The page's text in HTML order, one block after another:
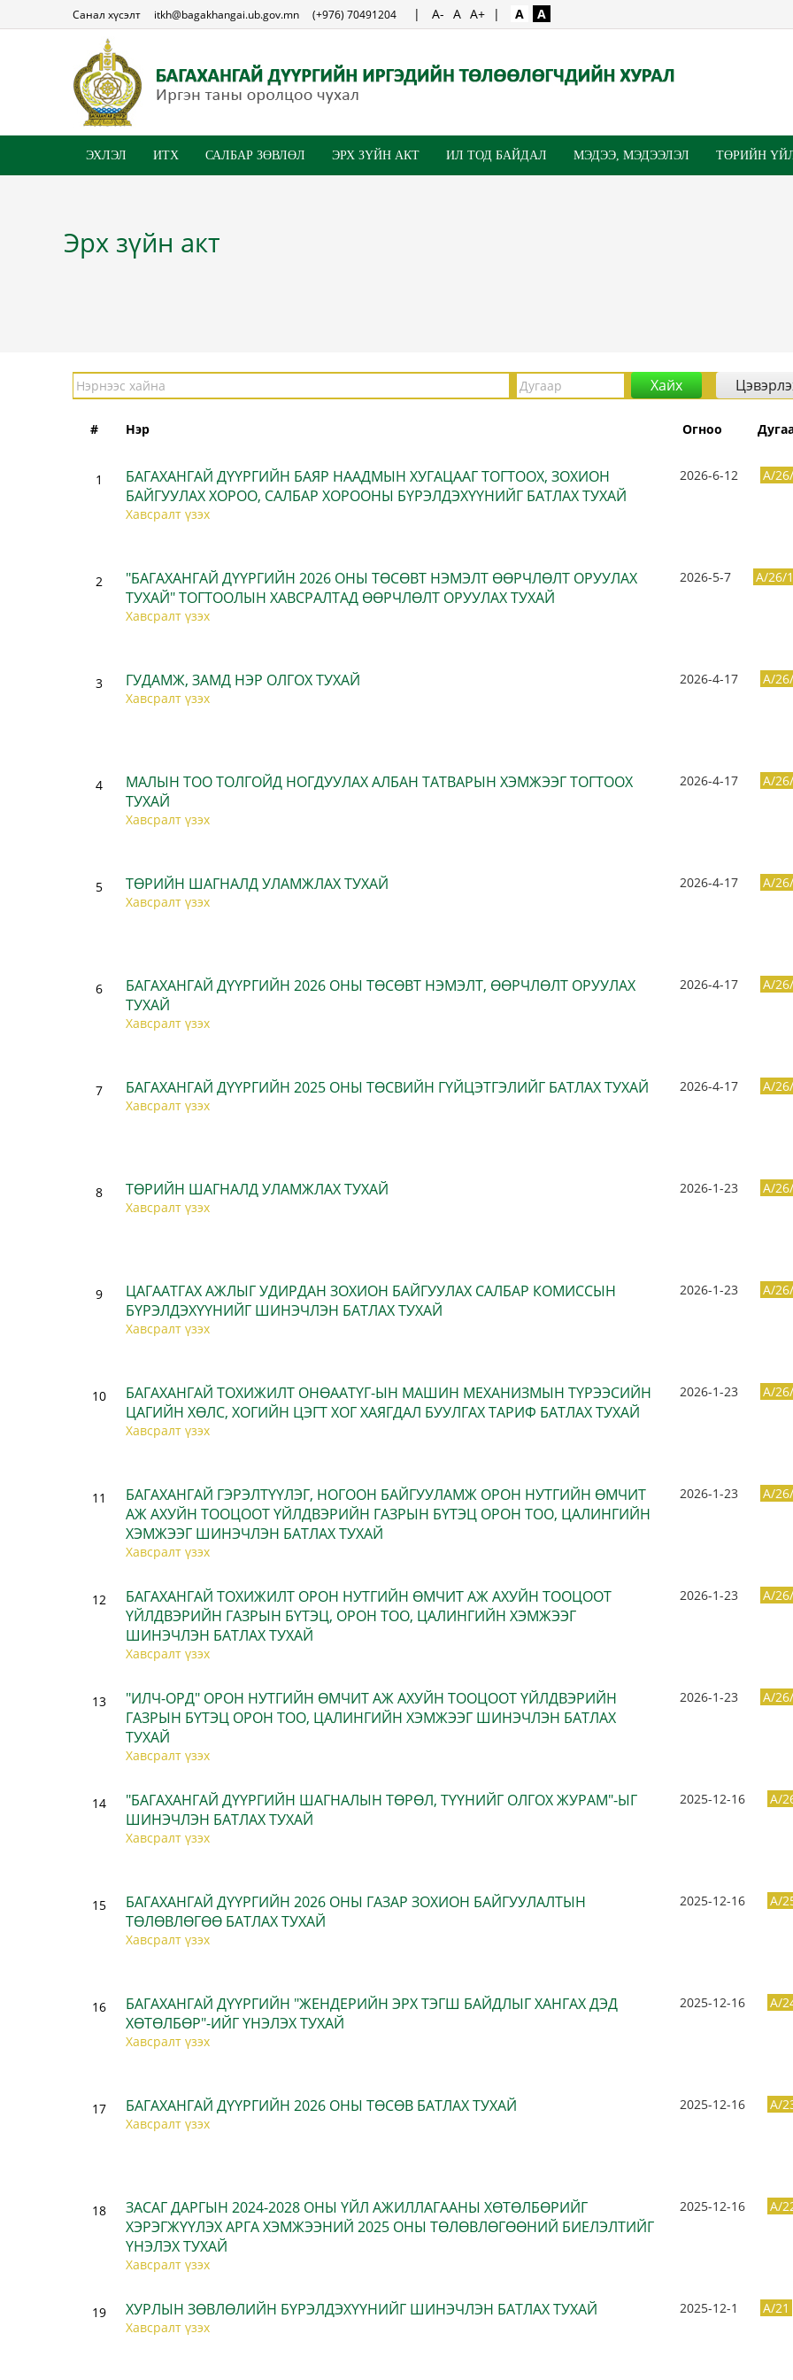
Санал хүсэлт itkh@bagakhangai.ub.gov.mn (+976) 70491204 | A- A A+ | A A
ЭХЛЭЛ ИТХ САЛБАР ЗӨВЛӨЛ ЭРХ ЗҮЙН АКТ ИЛ ТОД БАЙДАЛ МЭДЭЭ, МЭДЭЭЛЭЛ ТӨРИЙН
Эрх зүйн акт
# Нэр Огноо
1
БАГАХАНГАЙ ДҮҮРГИЙН БАЯР НААДМЫН ХУГАЦААГ ТОГТООХ, ЗОХИОН
БАЙГУУЛАХ ХОРОО, САЛБАР ХОРООНЫ БҮРЭЛДЭХҮҮНИЙГ БАТЛАХ ТУХАЙ
2026-6-12 A/
Хавсралт үзэх
2
"БАГАХАНГАЙ ДҮҮРГИЙН 2026 ОНЫ ТӨСӨВТ НЭМЭЛТ ӨӨРЧЛӨЛТ ОРУУЛАХ
ТУХАЙ" ТОГТООЛЫН ХАВСРАЛТАД ӨӨРЧЛӨЛТ ОРУУЛАХ ТУХАЙ
2026-5-7 A/26/
Хавсралт үзэх
3 ГУДАМЖ, ЗАМД НЭР ОЛГОХ ТУХАЙ 2026-4-17
A/
Хавсралт үзэх
4
МАЛЫН ТОО ТОЛГОЙД НОГДУУЛАХ АЛБАН ТАТВАРЫН ХЭМЖЭЭГ ТОГТООХ
ТУХАЙ
2026-4-17 A/
Хавсралт үзэх
5 ТӨРИЙН ШАГНАЛД УЛАМЖЛАХ ТУХАЙ 2026-4-17
A/
Хавсралт үзэх
6
БАГАХАНГАЙ ДҮҮРГИЙН 2026 ОНЫ ТӨСӨВТ НЭМЭЛТ, ӨӨРЧЛӨЛТ ОРУУЛАХ
ТУХАЙ
2026-4-17 A/
Хавсралт үзэх
7 БАГАХАНГАЙ ДҮҮРГИЙН 2025 ОНЫ ТӨСВИЙН ГҮЙЦЭТГЭЛИЙГ БАТЛАХ ТУХАЙ 2026-4-17
A/
Хавсралт үзэх
8 ТӨРИЙН ШАГНАЛД УЛАМЖЛАХ ТУХАЙ 2026-1-23
A/
Хавсралт үзэх
9
ЦАГААТГАХ АЖЛЫГ УДИРДАН ЗОХИОН БАЙГУУЛАХ САЛБАР КОМИССЫН
БҮРЭЛДЭХҮҮНИЙГ ШИНЭЧЛЭН БАТЛАХ ТУХАЙ
2026-1-23 A/
Хавсралт үзэх
10
БАГАХАНГАЙ ТОХИЖИЛТ ОНӨААТҮГ-ЫН МАШИН МЕХАНИЗМЫН ТҮРЭЭСИЙН
ЦАГИЙН ХӨЛС, ХОГИЙН ЦЭГТ ХОГ ХАЯГДАЛ БУУЛГАХ ТАРИФ БАТЛАХ ТУХАЙ
2026-1-23 A/
Хавсралт үзэх
11
БАГАХАНГАЙ ГЭРЭЛТҮҮЛЭГ, НОГООН БАЙГУУЛАМЖ ОРОН НУТГИЙН ӨМЧИТ
АЖ АХУЙН ТООЦООТ ҮЙЛДВЭРИЙН ГАЗРЫН БҮТЭЦ ОРОН ТОО, ЦАЛИНГИЙН
ХЭМЖЭЭГ ШИНЭЧЛЭН БАТЛАХ ТУХАЙ
2026-1-23 A/
Хавсралт үзэх
12
БАГАХАНГАЙ ТОХИЖИЛТ ОРОН НУТГИЙН ӨМЧИТ АЖ АХУЙН ТООЦООТ
ҮЙЛДВЭРИЙН ГАЗРЫН БҮТЭЦ, ОРОН ТОО, ЦАЛИНГИЙН ХЭМЖЭЭГ
ШИНЭЧЛЭН БАТЛАХ ТУХАЙ
2026-1-23 A/
Хавсралт үзэх
13
"ИЛЧ-ОРД" ОРОН НУТГИЙН ӨМЧИТ АЖ АХУЙН ТООЦООТ ҮЙЛДВЭРИЙН
ГАЗРЫН БҮТЭЦ ОРОН ТОО, ЦАЛИНГИЙН ХЭМЖЭЭГ ШИНЭЧЛЭН БАТЛАХ
ТУХАЙ
2026-1-23 A/
Хавсралт үзэх
14
"БАГАХАНГАЙ ДҮҮРГИЙН ШАГНАЛЫН ТӨРӨЛ, ТҮҮНИЙГ ОЛГОХ ЖУРАМ"-ЫГ
ШИНЭЧЛЭН БАТЛАХ ТУХАЙ
2025-12-16 A/
Хавсралт үзэх
15
БАГАХАНГАЙ ДҮҮРГИЙН 2026 ОНЫ ГАЗАР ЗОХИОН БАЙГУУЛАЛТЫН
ТӨЛӨВЛӨГӨӨ БАТЛАХ ТУХАЙ
2025-12-16 A/
Хавсралт үзэх
16
БАГАХАНГАЙ ДҮҮРГИЙН "ЖЕНДЕРИЙН ЭРХ ТЭГШ БАЙДЛЫГ ХАНГАХ ДЭД
ХӨТӨЛБӨР"-ИЙГ ҮНЭЛЭХ ТУХАЙ
2025-12-16 A/
Хавсралт үзэх
17 БАГАХАНГАЙ ДҮҮРГИЙН 2026 ОНЫ ТӨСӨВ БАТЛАХ ТУХАЙ 2025-12-16
A/
Хавсралт үзэх
18
ЗАСАГ ДАРГЫН 2024-2028 ОНЫ ҮЙЛ АЖИЛЛАГААНЫ ХӨТӨЛБӨРИЙГ
ХЭРЭГЖҮҮЛЭХ АРГА ХЭМЖЭЭНИЙ 2025 ОНЫ ТӨЛӨВЛӨГӨӨНИЙ БИЕЛЭЛТИЙГ
ҮНЭЛЭХ ТУХАЙ
2025-12-16 A/
Хавсралт үзэх
19 ХУРЛЫН ЗӨВЛӨЛИЙН БҮРЭЛДЭХҮҮНИЙГ ШИНЭЧЛЭН БАТЛАХ ТУХАЙ 2025-12-1
A/21
Хавсралт үзэх